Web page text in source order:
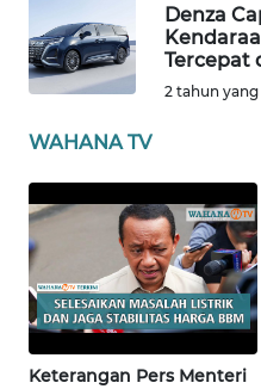
Denza
Tercepat
2 tahun yang
WAHANA TV
Keterangan Pers Menteri
NEWS
Informasi
INDEKS
KAMI
INFO